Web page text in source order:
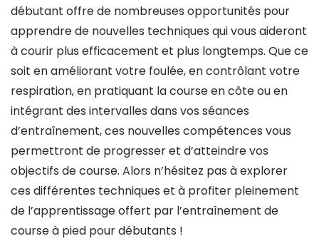
débutant offre de nombreuses opportunités pour
apprendre de nouvelles techniques qui vous aideront
à courir plus efficacement et plus longtemps. Que ce
soit en améliorant votre foulée, en contrôlant votre
respiration, en pratiquant la course en côte ou en
intégrant des intervalles dans vos séances
d’entraînement, ces nouvelles compétences vous
permettront de progresser et d’atteindre vos
objectifs de course. Alors n’hésitez pas à explorer
ces différentes techniques et à profiter pleinement
de l’apprentissage offert par l’entraînement de
course à pied pour débutants !